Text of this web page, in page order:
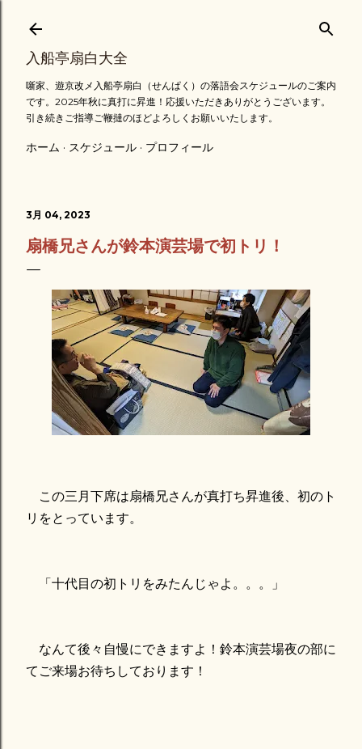
スキップしてメイン コンテンツに移動
入船亭扇白大全
噺家、遊京改メ入船亭扇白（せんぱく）の落語会スケジュールのご案内
です。2025年秋に真打に昇進！応援いただきありがとうございます。
引き続きご指導ご鞭撻のほどよろしくお願いいたします。
ホーム スケジュール プロフィール
3月 04, 2023
扇橋兄さんが鈴本演芸場で初トリ！
この三月下席は扇橋兄さんが真打ち昇進後、初のト
リをとっています。
「十代目の初トリをみたんじゃよ。。。」
なんて後々自慢にできますよ！鈴本演芸場夜の部に
てご来場お待ちしております！